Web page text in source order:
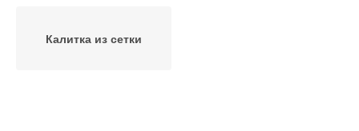
Калитка из сетки